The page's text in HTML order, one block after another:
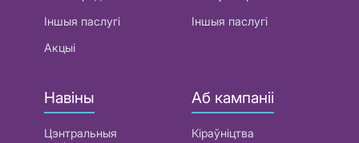
Іншыя паслугі
Акцыі
Іншыя паслугі
Навіны
Цэнтральныя
Аб кампаніі
Кіраўніцтва